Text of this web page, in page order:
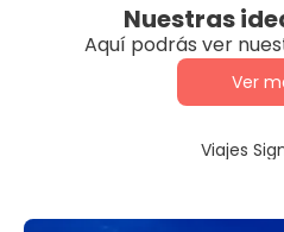
Nuestras
Aquí podrás ver
Ver
Viajes